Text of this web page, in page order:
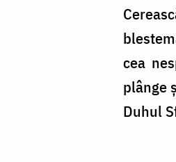
cea
plânge
Duhul